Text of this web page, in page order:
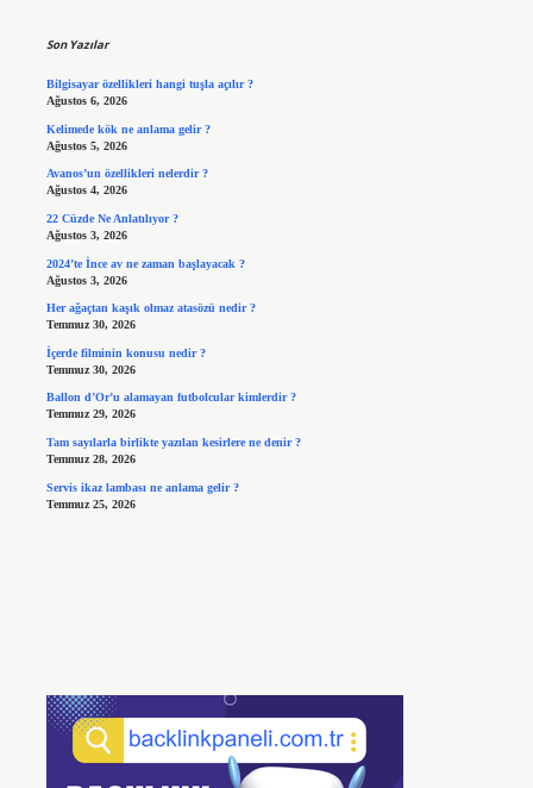
Son Yazılar
Bilgisayar özellikleri hangi tuşla açılır ?
Ağustos 6, 2026
Kelimede kök ne anlama gelir ?
Ağustos 5, 2026
Avanos’un özellikleri nelerdir ?
Ağustos 4, 2026
22 Cüzde Ne Anlatılıyor ?
Ağustos 3, 2026
2024’te İnce av ne zaman başlayacak ?
Ağustos 3, 2026
Her ağaçtan kaşık olmaz atasözü nedir ?
Temmuz 30, 2026
İçerde filminin konusu nedir ?
Temmuz 30, 2026
Ballon d’Or’u alamayan futbolcular kimlerdir ?
Temmuz 29, 2026
Tam sayılarla birlikte yazılan kesirlere ne denir ?
Temmuz 28, 2026
Servis ikaz lambası ne anlama gelir ?
Temmuz 25, 2026